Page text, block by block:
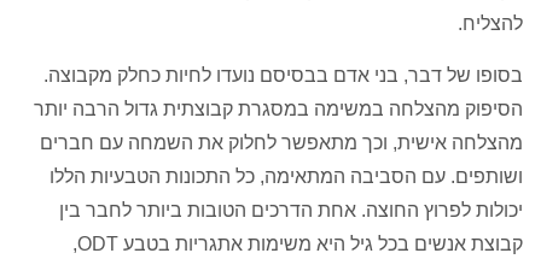
להצליח.
בסופו של דבר, בני אדם בבסיסם נועדו לחיות כחלק מקבוצה.
הסיפוק מהצלחה במשימה במסגרת קבוצתית גדול הרבה יותר
מהצלחה אישית, וכך מתאפשר לחלוק את השמחה עם חברים
ושותפים. עם הסביבה המתאימה, כל התכונות הטבעיות הללו
יכולות לפרוץ החוצה. אחת הדרכים הטובות ביותר לחבר בין
קבוצת אנשים בכל גיל היא משימות אתגריות בטבע ODT,